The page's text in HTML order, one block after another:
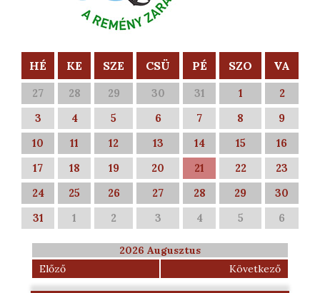
HÉ KE SZE CSÜ PÉ SZO VA
27 28 29 30 31 1
2
3
4 5 6 7 8
9
10
11 12 13 14 15
16
17
18 19 20 21 22
23
24
25 26 27 28 29
30
31
1 2 3 4 5 6
2026 Augusztus
Előző
Következő